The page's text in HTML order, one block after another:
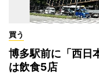
買う
博多駅前に「西日
は飲食5店